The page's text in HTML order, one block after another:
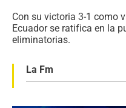
Con su victoria 3-1 como
Ecuador se ratifica en la
eliminatorias.
La Fm